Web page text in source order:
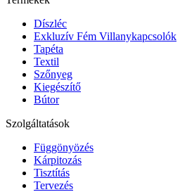
Díszléc
Exkluzív Fém Villanykapcsolók
Tapéta
Textil
Szőnyeg
Kiegészítő
Bútor
Szolgáltatások
Függönyözés
Kárpitozás
Tisztítás
Tervezés